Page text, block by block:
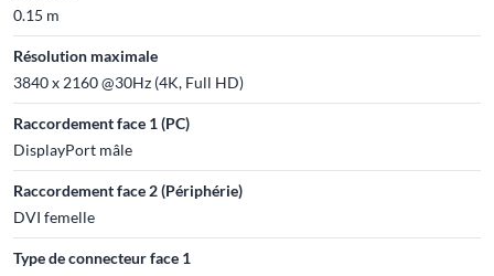
0.15 m
Résolution maximale
3840 x 2160 @30Hz (4K, Full HD)
Raccordement face 1 (PC)
DisplayPort mâle
Raccordement face 2 (Périphérie)
DVI femelle
Type de connecteur face 1